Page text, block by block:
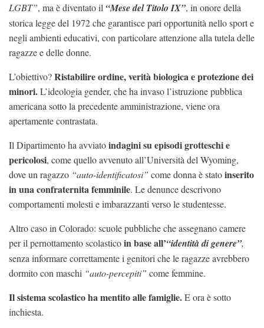
LGBT”, ma è diventato il “Mese del Titolo IX”, in onore della
storica legge del 1972 che garantisce pari opportunità nello sport e
negli ambienti educativi, con particolare attenzione alla tutela delle
ragazze e delle donne.
L’obiettivo?Ristabilire ordine, verità biologica e protezione dei
minori.L’ideologia gender, che ha invaso l’istruzione pubblica
americana sotto la precedente amministrazione, viene ora
apertamente contrastata.
Il Dipartimento ha avviatoindagini su episodi grotteschi e
pericolosi, come quello avvenuto all’Università del Wyoming,
dove un ragazzo “auto-identificatosi” come donna è statoinserito
in una confraternita femminile. Le denunce descrivono
comportamenti molesti e imbarazzanti verso le studentesse.
Altro caso in Colorado: scuole pubbliche che assegnano camere
per il pernottamento scolasticoin base all’“identità di genere”,
senza informare correttamente i genitori che le ragazze avrebbero
dormito con maschi “auto-percepiti” come femmine.
Il sistema scolastico ha mentito alle famiglie.E ora è sotto
inchiesta.